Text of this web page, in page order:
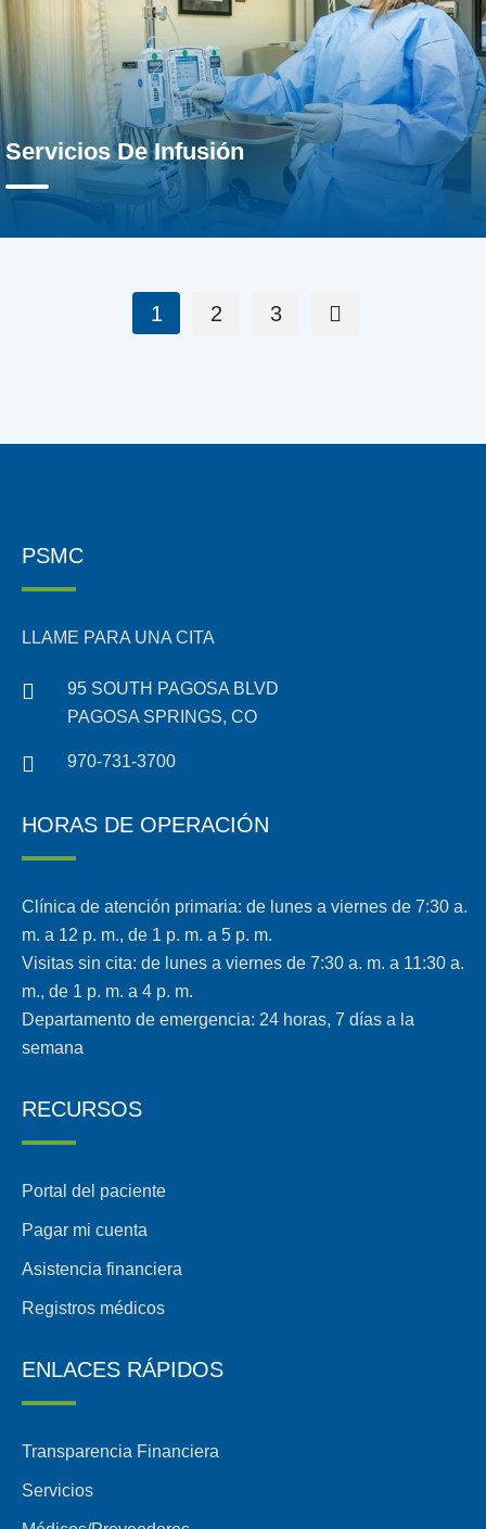
Servicios De Infusión
1 2 3
PSMC
LLAME PARA UNA CITA
95 SOUTH PAGOSA BLVD
PAGOSA SPRINGS, CO
970-731-3700
HORAS DE OPERACIÓN
Clínica de atención primaria: de lunes a viernes de 7:30 a.
m. a 12 p. m., de 1 p. m. a 5 p. m.
Visitas sin cita: de lunes a viernes de 7:30 a. m. a 11:30 a.
m., de 1 p. m. a 4 p. m.
Departamento de emergencia: 24 horas, 7 días a la
semana
RECURSOS
Portal del paciente
Pagar mi cuenta
Asistencia financiera
Registros médicos
ENLACES RÁPIDOS
Transparencia Financiera
Servicios